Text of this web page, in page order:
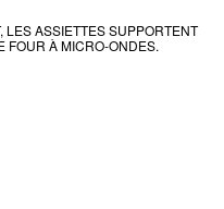
ASSIETTES SUPPORTENT
FOUR À MICRO-ONDES.